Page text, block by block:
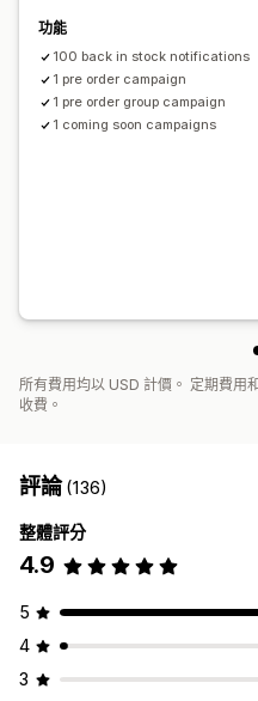
功能
100 back in stock notifications
1 pre order campaign
1 pre order group campaign
1 coming soon campaigns
所有費用均以 USD 計價。 定期費用
收費。
評論(136)
整體評分
4.9
5
4
3